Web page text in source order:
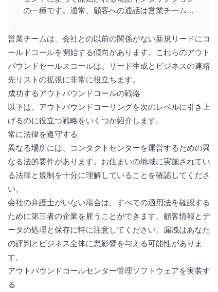
の一種です。通常、顧客への通話は営業チームの
て行われます。
営業チームは、会社との以前の関係がない新規リードにコ
ールドコールを開始する傾向があります。これらのアウト
バウンドセールスコールは、リード生成とビジネスの連絡
先リストの拡張に非常に役立ちます。
成功するアウトバウンドコールの戦略
以下は、アウトバウンドコーリングを次のレベルに引き上
げるのに役立つ戦略をいくつか紹介します。
常に法律を遵守する
異なる場所には、コンタクトセンターを運営するための異
なる法的要件があります。お住まいの地域に実施されてい
る法律と規制を十分に理解していることを確認してくださ
い。
会社の弁護士がいない場合は、すべての適用法を確認する
ために第三者の企業を雇うことができます。顧客情報とデ
ータの処理と保存に特に注意してください。漏洩はあなた
の評判とビジネス全体に悪影響を与える可能性がありま
す。
アウトバウンドコールセンター管理ソフトウェアを実装す
る